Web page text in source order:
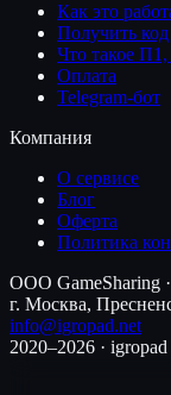
Как это
Получить код
Что такое
Оплата
Telegram-бот
Компания
О сервисе
Блог
Оферта
Политика
ООО GameSharing
г. Москва,
info@igropad.net
2020–2026 · igropad